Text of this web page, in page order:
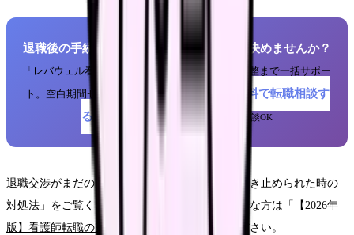
退職後の手続きを最小限に。転職先を先に決めませんか？
「レバウェル看護」なら、退職前から入職日の調整まで一括サポー
ト。空白期間ゼロの転職が可能です。
無料で転職相談す
る
※ 1分で簡単登録・LINEでも相談OK
退職交渉がまだの方は「
看護師の退職交渉術｜引き止められた時の
対処法 」をご覧ください。転職先の選び方が不安な方は「
【2026年
版】看護師転職の完全ガイド
」も参考にしてください。